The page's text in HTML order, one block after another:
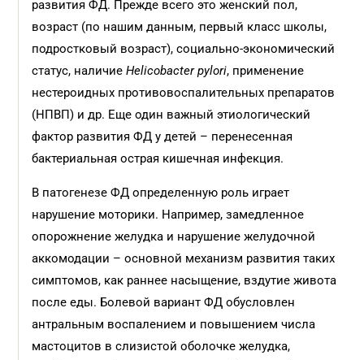
развития ФД. Прежде всего это женский пол,
возраст (по нашим данным, первый класс школы,
подростковый возраст), социально-экономический
статус, наличиеHelicobacter pylori, применение
нестероидных противовоспалительных препаратов
(НПВП) и др. Еще один важный этиологический
фактор развития ФД у детей – перенесенная
бактериальная острая кишечная инфекция.
В патогенезе ФД определенную роль играет
нарушение моторики. Например, замедленное
опорожнение желудка и нарушение желудочной
аккомодации – основной механизм развития таких
симптомов, как раннее насыщение, вздутие живота
после еды. Болевой вариант ФД обусловлен
антральным воспалением и повышением числа
мастоцитов в слизистой оболочке желудка,